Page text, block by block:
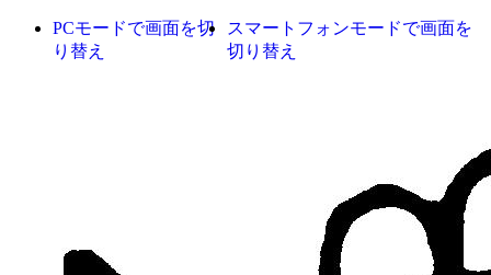
PCモードで画面を切
り替え
スマートフォンモードで画面を
切り替え